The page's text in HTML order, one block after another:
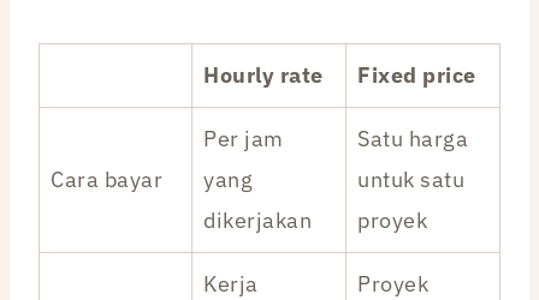
Hourly rate Fixed price
Cara bayar
Per jam
yang
dikerjakan
Satu harga
untuk satu
proyek
Kerja
Proyek